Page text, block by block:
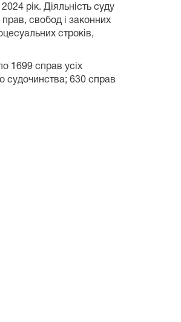
рік. Діяльність суду
свобод і законних
строків,
1699 справ усіх
судочинства; 630 справ